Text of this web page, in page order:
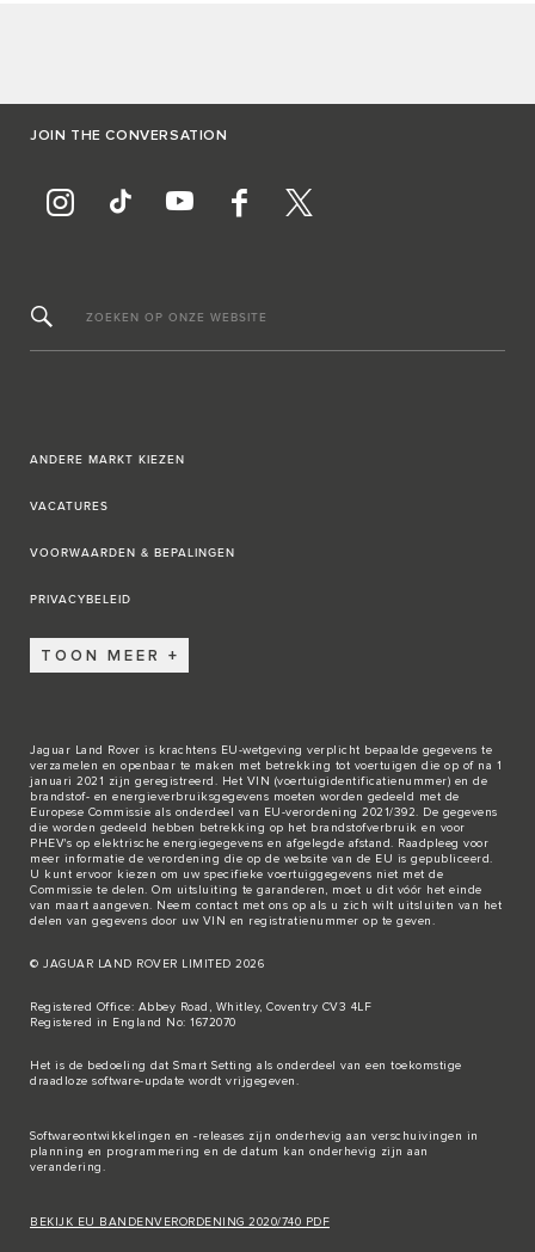
JOIN THE CONVERSATION
ZOEKEN OP ONZE WEBSITE
ANDERE MARKT KIEZEN
VACATURES
VOORWAARDEN & BEPALINGEN
PRIVACYBELEID
TOON MEER
Jaguar Land Rover is krachtens EU-wetgeving verplicht bepaalde gegevens te
verzamelen en openbaar te maken met betrekking tot voertuigen die op of na 1
januari 2021 zijn geregistreerd. Het VIN (voertuigidentificatienummer) en de
brandstof- en energieverbruiksgegevens moeten worden gedeeld met de
Europese Commissie als onderdeel van EU-verordening 2021/392. De gegevens
die worden gedeeld hebben betrekking op het brandstofverbruik en voor
PHEV's op elektrische energiegegevens en afgelegde afstand. Raadpleeg voor
meer informatie de verordening die op de website van de EU is gepubliceerd.
U kunt ervoor kiezen om uw specifieke voertuiggegevens niet met de
Commissie te delen. Om uitsluiting te garanderen, moet u dit vóór het einde
van maart aangeven. Neem contact met ons op als u zich wilt uitsluiten van het
delen van gegevens door uw VIN en registratienummer op te geven.
© JAGUAR LAND ROVER LIMITED 2026
Registered Office: Abbey Road, Whitley, Coventry CV3 4LF
Registered in England No: 1672070
Het is de bedoeling dat Smart Setting als onderdeel van een toekomstige
draadloze software-update wordt vrijgegeven.
Softwareontwikkelingen en -releases zijn onderhevig aan verschuivingen in
planning en programmering en de datum kan onderhevig zijn aan
verandering.
BEKIJK EU BANDENVERORDENING 2020/740 PDF